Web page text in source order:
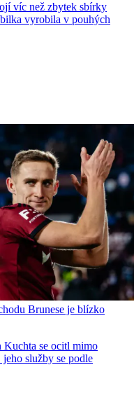
víc než zbytek sbírky
vyrobila v pouhých
Brunese je blízko
Kuchta se ocitl mimo
služby se podle